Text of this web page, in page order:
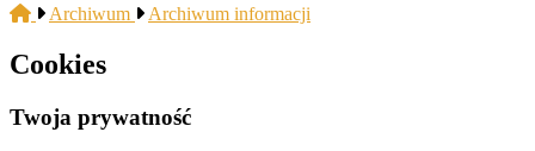
Archiwum Archiwum informacji
Cookies
Twoja prywatność